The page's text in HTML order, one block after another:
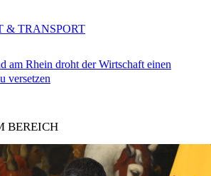
am Rhein droht der Wirtschaft einen
versetzen
& TRANSPORT
BEREICH